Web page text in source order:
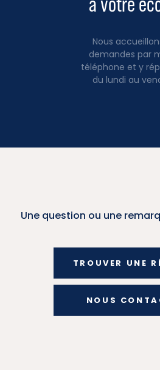
Nous
demandes par
téléphone et y
du lundi au
Une question ou une
TROUVER UNE
NOUS